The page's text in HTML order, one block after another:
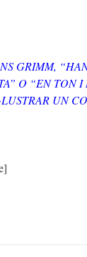
GRIMM,
O “EN TON I
UN